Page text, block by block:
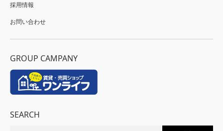
採用情報
お問い合わせ
GROUP CAMPANY
SEARCH